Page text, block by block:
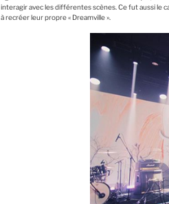
interagir avec les différentes scènes. Ce fut aussi le
à recréer leur propre « Dreamville ».